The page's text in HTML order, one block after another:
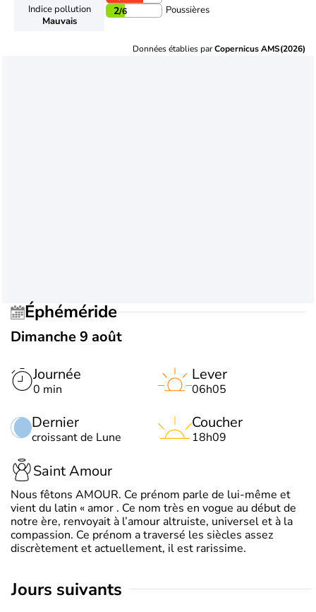
Indice pollution
Mauvais
2/6 Poussières
Données établies parCopernicus AMS(2026)
Éphéméride
Dimanche 9 août
Journée
0 min
Dernier
croissant de Lune
Lever
06h05
Coucher
18h09
Saint Amour
Nous fêtons AMOUR. Ce prénom parle de lui-même et
vient du latin « amor . Ce nom très en vogue au début de
notre ère, renvoyait à l’amour altruiste, universel et à la
compassion. Ce prénom a traversé les siècles assez
discrètement et actuellement, il est rarissime.
jours suivants